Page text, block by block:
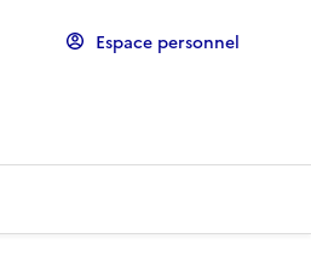
Espace personnel